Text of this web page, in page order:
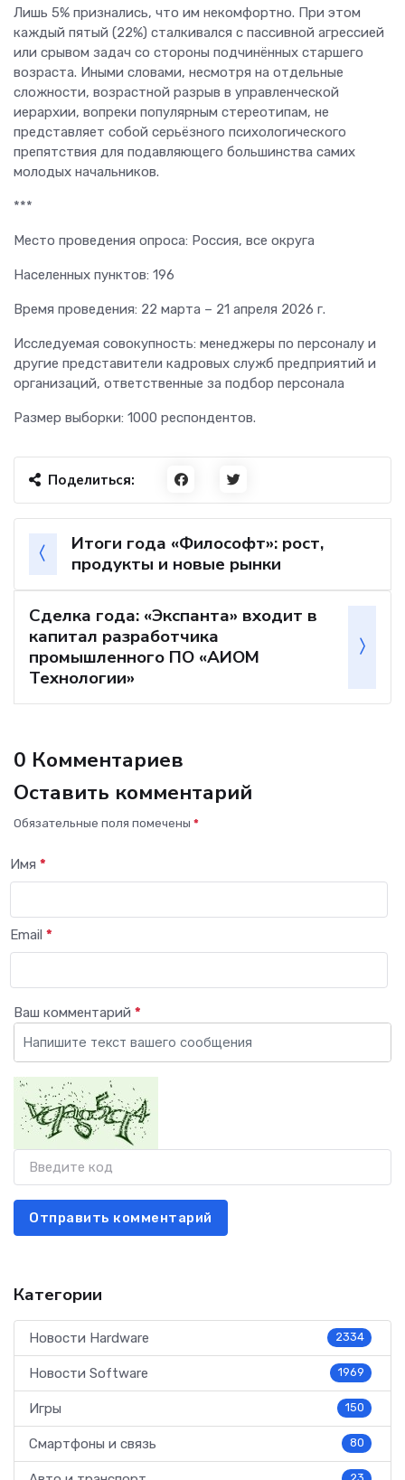
Лишь 5% признались, что им некомфортно. При этом
каждый пятый (22%) сталкивался с пассивной агрессией
или срывом задач со стороны подчинённых старшего
возраста. Иными словами, несмотря на отдельные
сложности, возрастной разрыв в управленческой
иерархии, вопреки популярным стереотипам, не
представляет собой серьёзного психологического
препятствия для подавляющего большинства самих
молодых начальников.
***
Место проведения опроса: Россия, все округа
Населенных пунктов: 196
Время проведения: 22 марта – 21 апреля 2026 г.
Исследуемая совокупность: менеджеры по персоналу и
другие представители кадровых служб предприятий и
организаций, ответственные за подбор персонала
Размер выборки: 1000 респондентов.
Поделиться:
Итоги года «Философт»: рост,
продукты и новые рынки
Сделка года: «Экспанта» входит в
капитал разработчика
промышленного ПО «АИОМ
Технологии»
0 Комментариев
Оставить комментарий
Обязательные поля помечены *
Имя *
Email *
Ваш комментарий *
Отправить комментарий
Категории
Новости Hardware 2334
Новости Software 1969
Игры 150
Смартфоны и связь 80